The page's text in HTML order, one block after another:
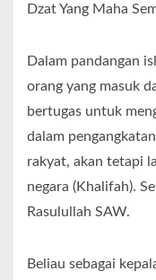
Dzat Yang Maha
Dalam pandangan
orang yang masuk
bertugas untuk
dalam
rakyat, akan tetapi
negara (Khalifah).
Rasulullah SAW.
Beliau sebagai